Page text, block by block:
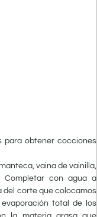
para obtener cocciones
vaina de vainilla,
Completar con agua a
del corte que colocamos
total de los